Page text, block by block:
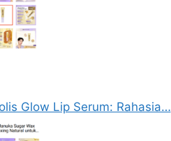
Glow Lip Serum: Rahasia…